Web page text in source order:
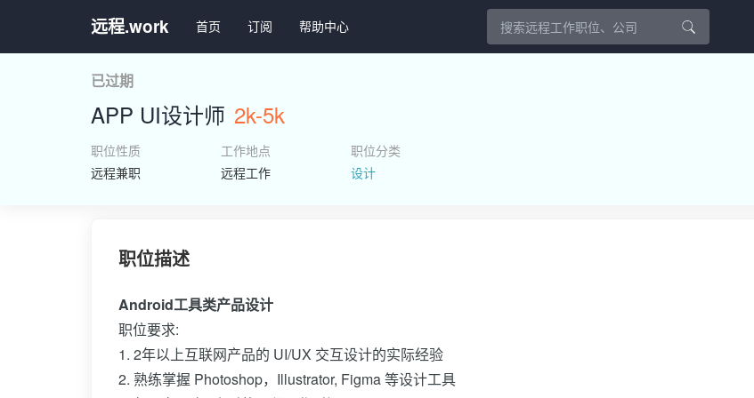
远程.work 首页 订阅 帮助中心
已过期
APP UI设计师 2k-5k
职位性质
远程兼职
工作地点
远程工作
职位分类
设计
职位描述
Android工具类产品设计
职位要求:
1. 2年以上互联网产品的 UI/UX 交互设计的实际经验
2. 熟练掌握 Photoshop，Illustrator, Figma 等设计工具